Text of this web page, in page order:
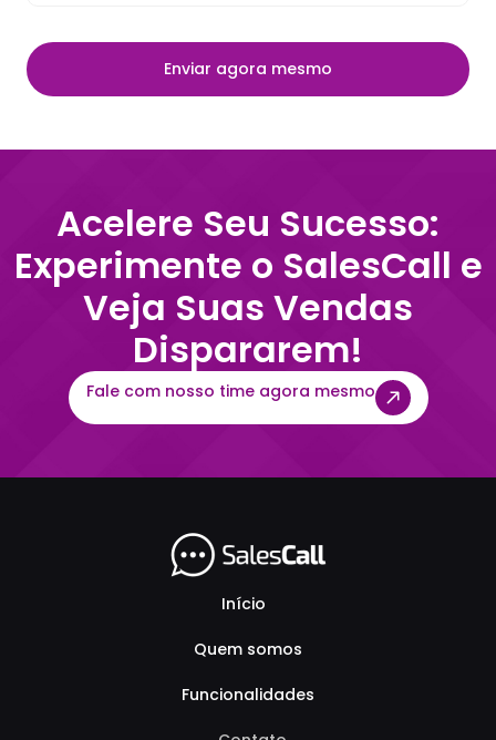
Enviar agora mesmo
Acelere Seu Sucesso:
Experimente o SalesCall e
Veja Suas Vendas
Dispararem!
Fale com nosso time agora mesmo
Início
Quem somos
Funcionalidades